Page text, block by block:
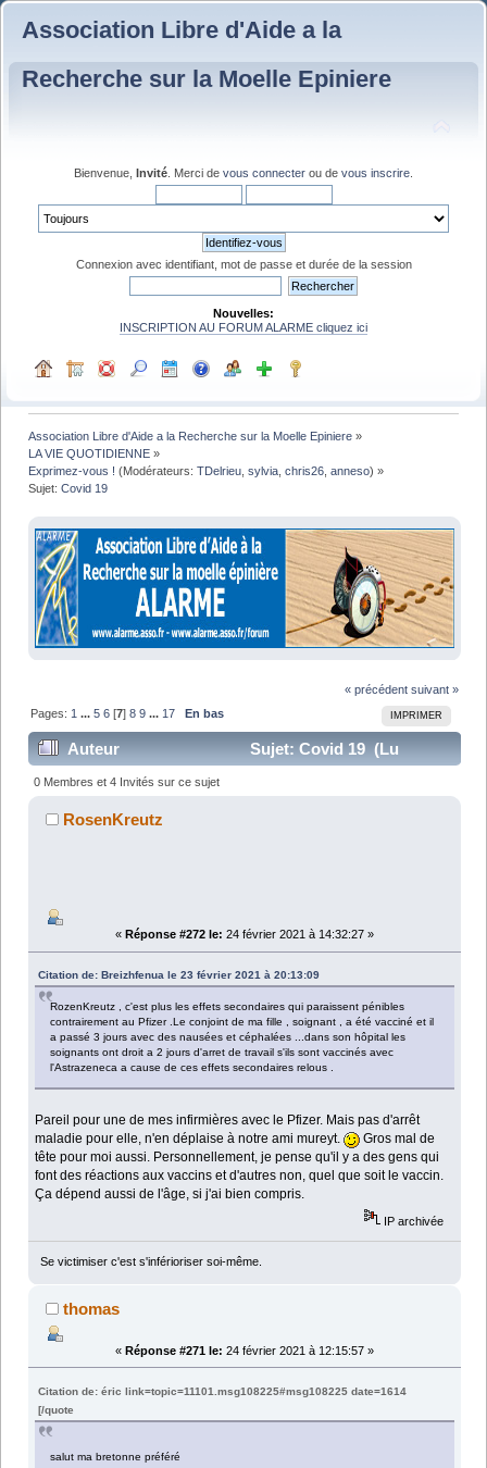
Association Libre d'Aide a la
Recherche sur la Moelle Epiniere
Bienvenue, Invité . Merci de vous connecter ou de vous inscrire
Connexion avec identifiant, mot de passe et durée de la session
Nouvelles:
INSCRIPTION AU FORUM ALARME cliquez ici
Association Libre d'Aide a la Recherche sur la Moelle Epiniere »
LA VIE QUOTIDIENNE »
Exprimez-vous ! (Modérateurs:TDelrieu ,sylvia ,chris26 ,anneso) »
Sujet:Covid 19
« précédent suivant »
IMPRIMER
Pages: 1 ...5 6 [7]8 9 ... 17 En bas
Auteur
Sujet: Covid 19 (Lu
247211 fois)
0 Membres et 4 Invités sur ce sujet
RosenKreutz
« Réponse #272 le: 24 février 2021 à 14:32:27 »
Citation de: Breizhfenua le 23 février 2021 à 20:13:09
RozenKreutz , c'est plus les effets secondaires qui paraissent pénibles
contrairement au Pfizer .Le conjoint de ma fille , soignant , a été vacciné et il
a passé 3 jours avec des nausées et céphalées ...dans son hôpital les
soignants ont droit a 2 jours d'arret de travail s'ils sont vaccinés avec
l'Astrazeneca a cause de ces effets secondaires relous .
Pareil pour une de mes infirmières avec le Pfizer. Mais pas d'arrêt
maladie pour elle, n'en déplaise à notre ami mureyt.
Gros mal de
tête pour moi aussi. Personnellement, je pense qu'il y a des gens qui
font des réactions aux vaccins et d'autres non, quel que soit le vaccin.
Ça dépend aussi de l'âge, si j'ai bien compris.
IP archivée
Se victimiser c'est s'inférioriser soi-même.
thomas
« Réponse #271 le: 24 février 2021 à 12:15:57 »
Citation de: éric link=topic=11101.msg108225#msg108225 date=1614
[/quote
salut ma bretonne préféré